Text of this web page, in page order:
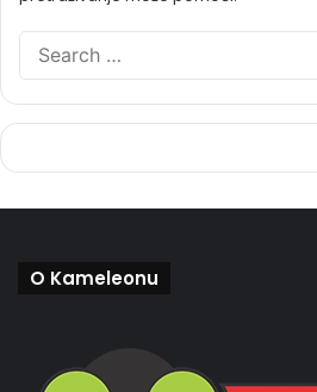
O Kameleonu